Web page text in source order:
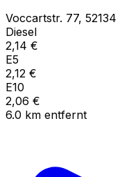
Voccartstr. 77, 52134
Diesel
2,14 €
E5
2,12 €
E10
2,06 €
6.0 km entfernt